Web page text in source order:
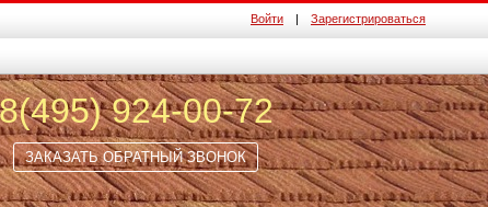
Войти | Зарегистрироваться
924-00-72
ЗАКАЗАТЬ ОБРАТНЫЙ ЗВОНОК